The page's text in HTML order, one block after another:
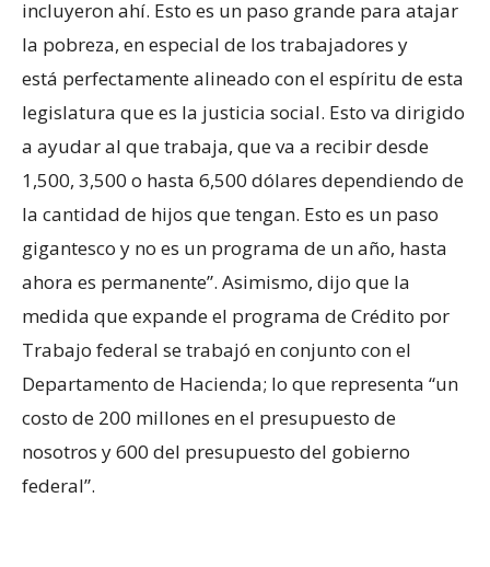
incluyeron ahí. Esto es un paso grande para atajar
la pobreza, en especial de los trabajadores y
está perfectamente alineado con el espíritu de esta
legislatura que es la justicia social. Esto va dirigido
a ayudar al que trabaja, que va a recibir desde
1,500, 3,500 o hasta 6,500 dólares dependiendo de
la cantidad de hijos que tengan. Esto es un paso
gigantesco y no es un programa de un año, hasta
ahora es permanente”. Asimismo, dijo que la
medida que expande el programa de Crédito por
Trabajo federal se trabajó en conjunto con el
Departamento de Hacienda; lo que representa “un
costo de 200 millones en el presupuesto de
nosotros y 600 del presupuesto del gobierno
federal”.